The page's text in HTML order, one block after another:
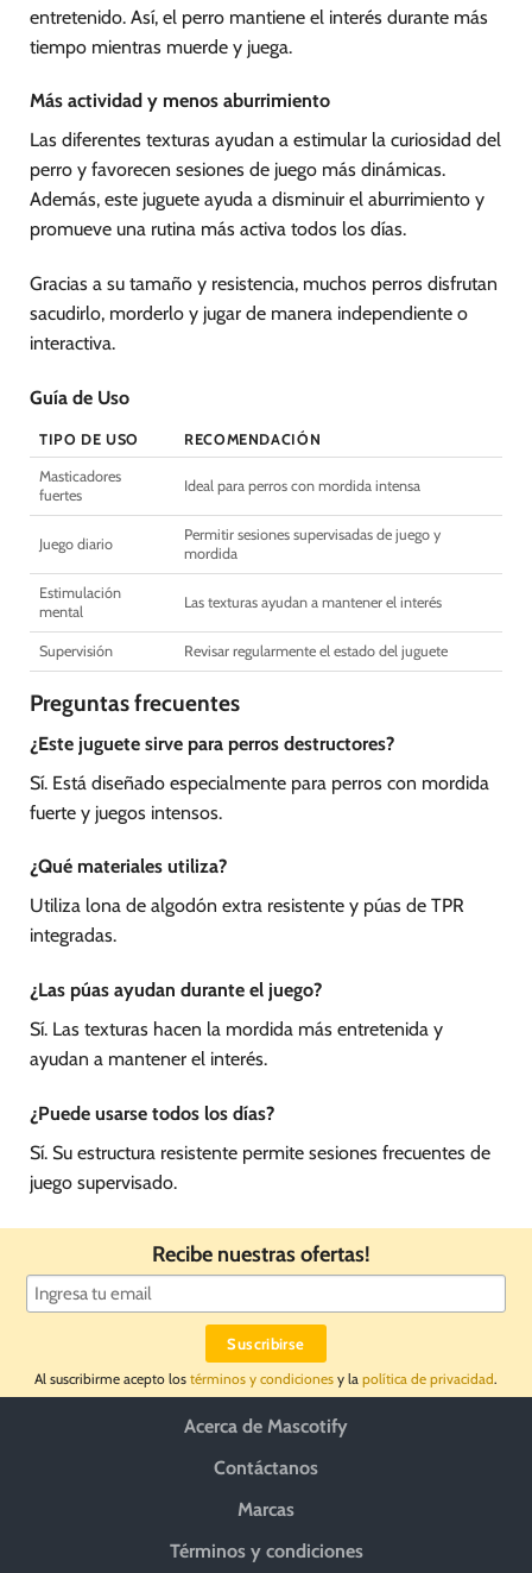
entretenido. Así, el perro mantiene el interés durante más
tiempo mientras muerde y juega.
Más actividad y menos aburrimiento
Las diferentes texturas ayudan a estimular la curiosidad del
perro y favorecen sesiones de juego más dinámicas.
Además, este juguete ayuda a disminuir el aburrimiento y
promueve una rutina más activa todos los días.
Gracias a su tamaño y resistencia, muchos perros disfrutan
sacudirlo, morderlo y jugar de manera independiente o
interactiva.
Guía de Uso
TIPO DE USO RECOMENDACIÓN
Masticadores
fuertes
Ideal para perros con mordida intensa
Juego diario
Permitir sesiones supervisadas de juego y
mordida
Estimulación
mental
Las texturas ayudan a mantener el interés
Supervisión Revisar regularmente el estado del juguete
Preguntas frecuentes
¿Este juguete sirve para perros destructores?
Sí. Está diseñado especialmente para perros con mordida
fuerte y juegos intensos.
¿Qué materiales utiliza?
Utiliza lona de algodón extra resistente y púas de TPR
integradas.
¿Las púas ayudan durante el juego?
Sí. Las texturas hacen la mordida más entretenida y
ayudan a mantener el interés.
¿Puede usarse todos los días?
Sí. Su estructura resistente permite sesiones frecuentes de
juego supervisado.
Recibe nuestras ofertas!
Al suscribirme acepto los términos y condiciones y la política de privacidad.
Acerca de Mascotify
Contáctanos
Marcas
Términos y condiciones